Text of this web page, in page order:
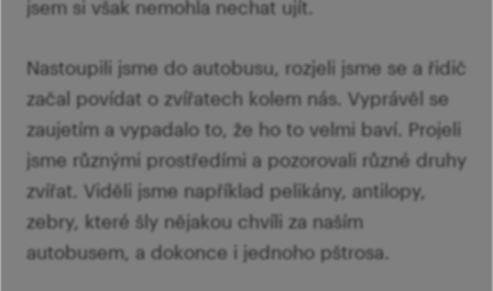
jsem si však nemohla nechat ujít.
Nastoupili jsme do autobusu, rozjeli jsme se a řidič
začal povídat o zvířatech kolem nás. Vyprávěl se
zaujetím a vypadalo to, že ho to velmi baví. Projeli
jsme různými prostředími a pozorovali různé druhy
zvířat. Viděli jsme například pelikány, antilopy,
zebry, které šly nějakou chvíli za naším
autobusem, a dokonce i jednoho pštrosa.